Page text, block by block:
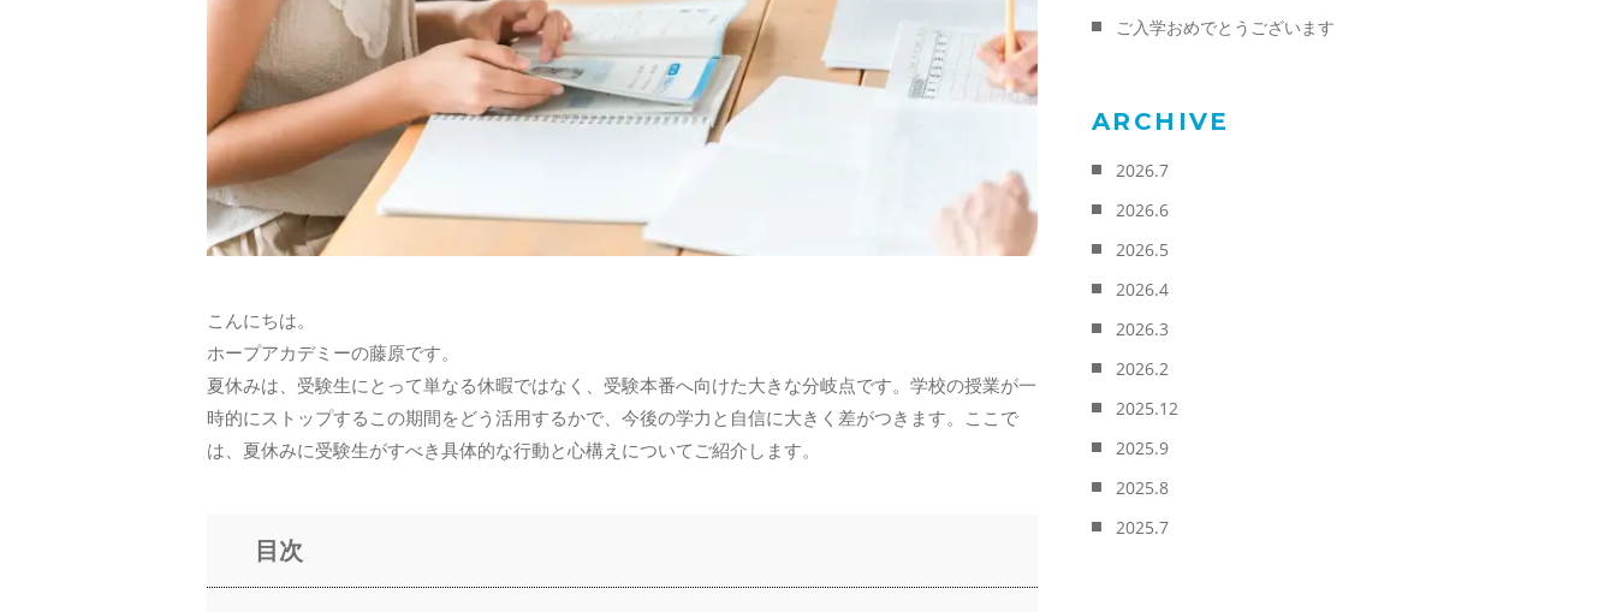
お問い合わせ
こんにちは。
ホープアカデミーの藤原です。
夏休みは、受験生にとって単なる休暇ではなく、受験本番へ向けた大きな分岐点です。学校の授業が一
時的にストップするこの期間をどう活用するかで、今後の学力と自信に大きく差がつきます。ここで
は、夏休みに受験生がすべき具体的な行動と心構えについてご紹介します。
目次
ご入学おめでとうございます
ARCHIVE
2026.7
2026.6
2026.5
2026.4
2026.3
2026.2
2025.12
2025.9
2025.8
2025.7